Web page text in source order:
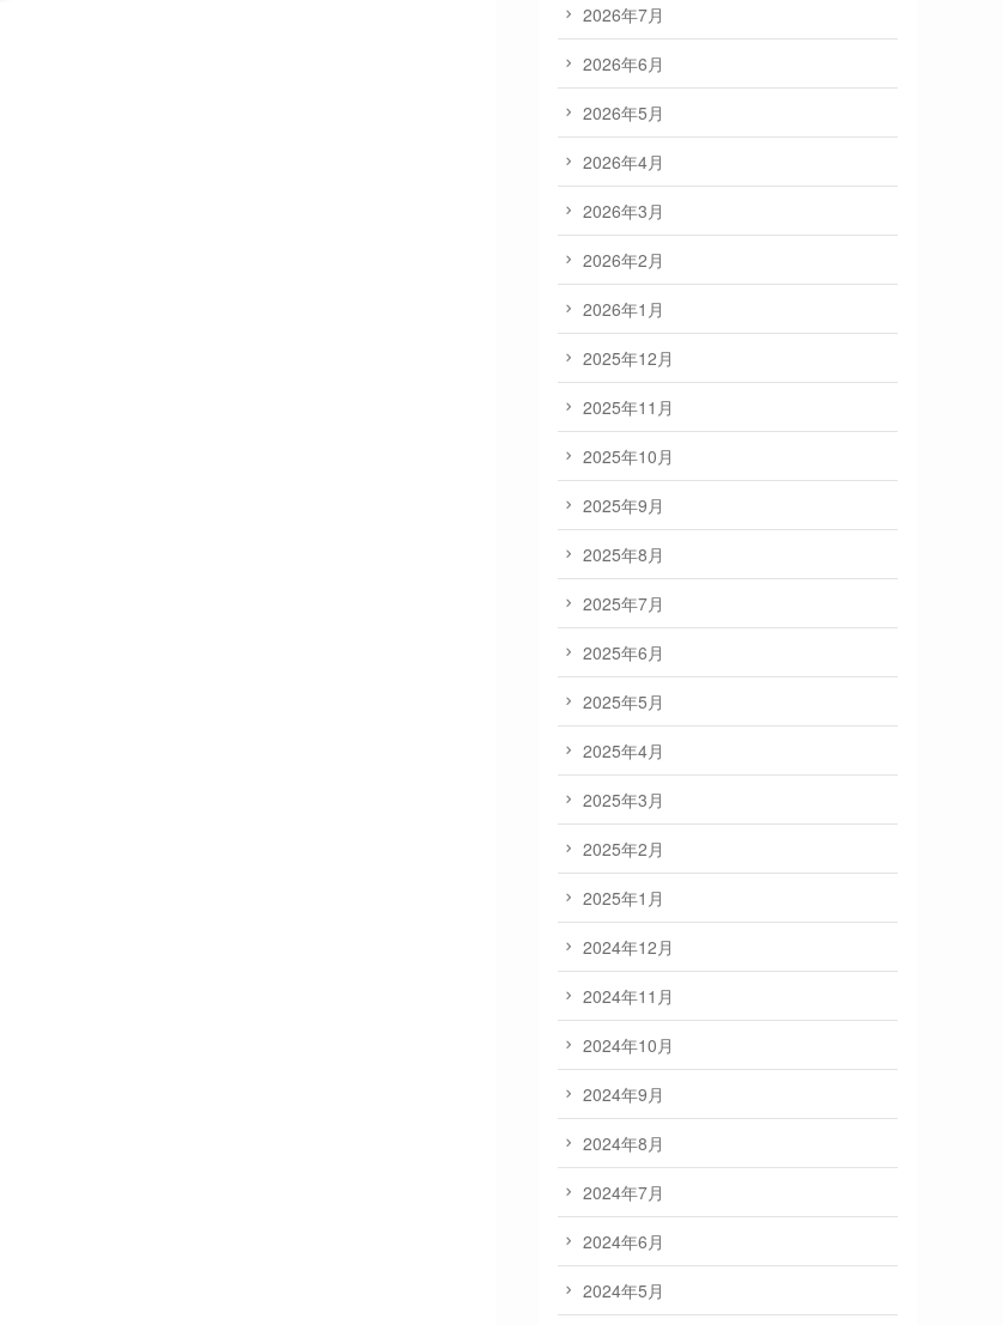
2026年7月
2026年6月
2026年5月
2026年4月
2026年3月
2026年2月
2026年1月
2025年12月
2025年11月
2025年10月
2025年9月
2025年8月
2025年7月
2025年6月
2025年5月
2025年4月
2025年3月
2025年2月
2025年1月
2024年12月
2024年11月
2024年10月
2024年9月
2024年8月
2024年7月
2024年6月
2024年5月